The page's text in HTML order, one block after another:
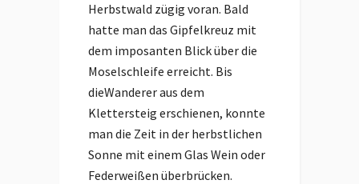
Herbstwald zügig voran. Bald
hatte man das Gipfelkreuz mit
dem imposanten Blick über die
Moselschleife erreicht. Bis
dieWanderer aus dem
Klettersteig erschienen, konnte
man die Zeit in der herbstlichen
Sonne mit einem Glas Wein oder
Federweißen überbrücken.